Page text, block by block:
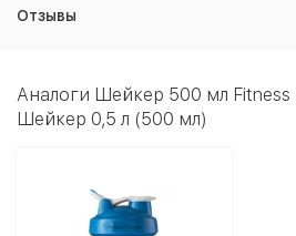
Отзывы
Аналоги Шейкер 500 мл Fitness
Шейкер 0,5 л (500 мл)